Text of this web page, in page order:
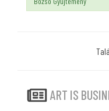
ART IS